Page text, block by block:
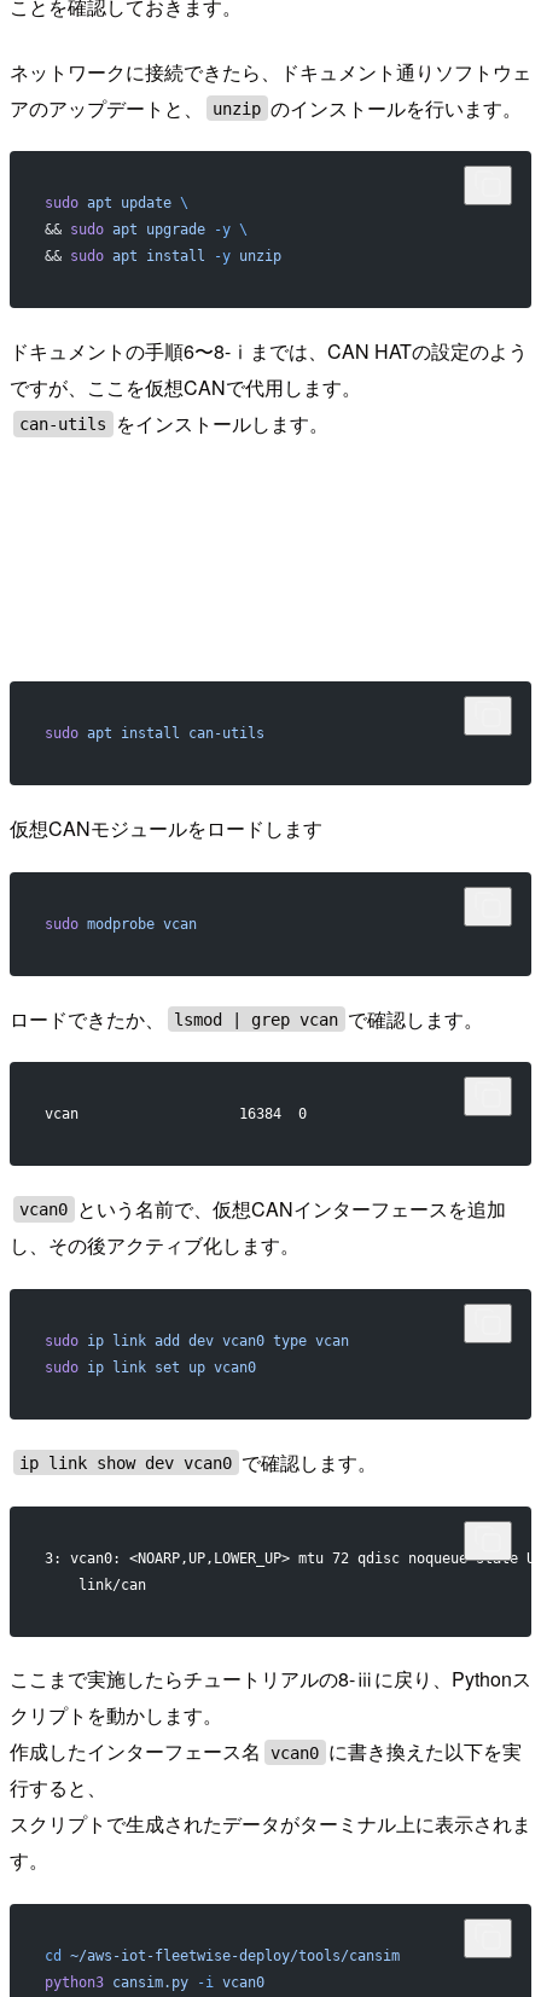
ことを確認しておきます。
ネットワークに接続できたら、ドキュメント通りソフトウェ
アのアップデートと、
unzip のインストールを行います。
sudo apt update \
&& sudo apt upgrade -y \
&& sudo apt install -y unzip
ドキュメントの手順6〜8-ⅰまでは、CAN HATの設定のよう
ですが、ここを仮想CANで代用します。
can-utils をインストールします。
sudo apt install can-utils
仮想CANモジュールをロードします
sudo modprobe vcan
ロードできたか、 lsmod | grep vcan で確認します。
vcan                   16384  0
vcan0
という名前で、仮想CANインターフェースを追加
し、その後アクティブ化します。
sudo ip link add dev vcan0 type vcan
sudo ip link set up vcan0
ip link show dev vcan0 で確認します。
3: vcan0: <NOARP,UP,LOWER_UP> mtu 72 qdisc noqueue state
    link/can
ここまで実施したらチュートリアルの8-ⅲに戻り、Pythonス
クリプトを動かします。
作成したインターフェース名
vcan0 に書き換えた以下を実
行すると、
スクリプトで生成されたデータがターミナル上に表示されま
す。
cd
~/aws-iot-fleetwise-deploy/tools/cansim
python3 cansim.py -i vcan0